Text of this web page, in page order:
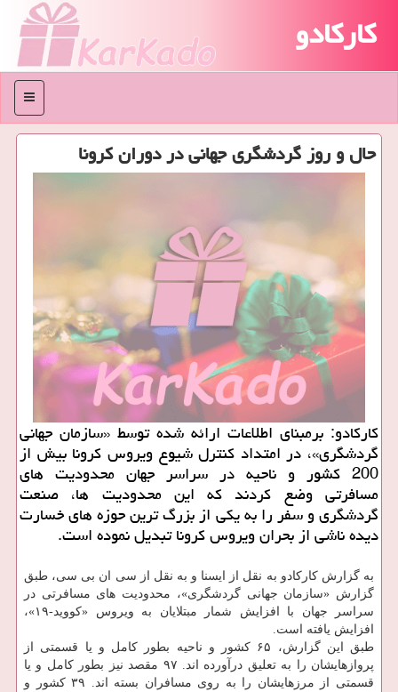
کارکادو
منو
حال و روز گردشگری جهانی در دوران كرونا
كاركادو: برمبنای اطلاعات ارائه شده توسط «سازمان جهانی
گردشگری»، در امتداد كنترل شیوع ویروس كرونا بیش از
200 كشور و ناحیه در سراسر جهان محدودیت های
مسافرتی وضع كردند كه این محدودیت ها، صنعت
گردشگری و سفر را به یكی از بزرگ ترین حوزه های خسارت
دیده ناشی از بحران ویروس كرونا تبدیل نموده است.
به گزارش کارکادو به نقل از ایسنا و به نقل از سی ان بی سی، طبق
گزارش «سازمان جهانی گردشگری»، محدودیت های مسافرتی در
سراسر جهان با افزایش شمار مبتلایان به ویروس «کووید-۱۹»،
افزایش یافته است.
طبق این گزارش، ۶۵ کشور و ناحیه بطور کامل و یا قسمتی از
پروازهایشان را به تعلیق درآورده اند. ۹۷ مقصد نیز بطور کامل و یا
قسمتی از مرزهایشان را به روی مسافران بسته اند. ۳۹ کشور و